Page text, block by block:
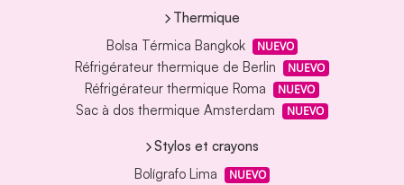
Thermique
Bolsa Térmica Bangkok
NUEVO
Réfrigérateur thermique de Berlin NUEVO
Réfrigérateur thermique Roma NUEVO
Sac à dos thermique Amsterdam NUEVO
Stylos et crayons
Bolígrafo Lima
NUEVO